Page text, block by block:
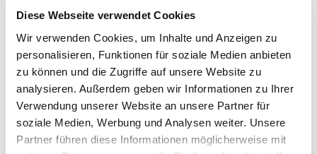
Diese Webseite verwendet Cookies
Wir verwenden Cookies, um Inhalte und Anzeigen zu
personalisieren, Funktionen für soziale Medien anbieten
zu können und die Zugriffe auf unsere Website zu
analysieren. Außerdem geben wir Informationen zu Ihrer
Verwendung unserer Website an unsere Partner für
soziale Medien, Werbung und Analysen weiter. Unsere
Partner führen diese Informationen möglicherweise mit
Ermitteln Sie Ihren Preis in wenigen Schritten, ohne
Formulare, Anmeldung oder Kontaktdaten.
Wählen Sie einfach die gewünschten Apps und Features
aus, und der Rechner ermittelt die zu erwartenden
Kosten. Ohne Aufwand, ohne Verpflichtung –
transparente Preisgestaltung auf Knopfdruck.